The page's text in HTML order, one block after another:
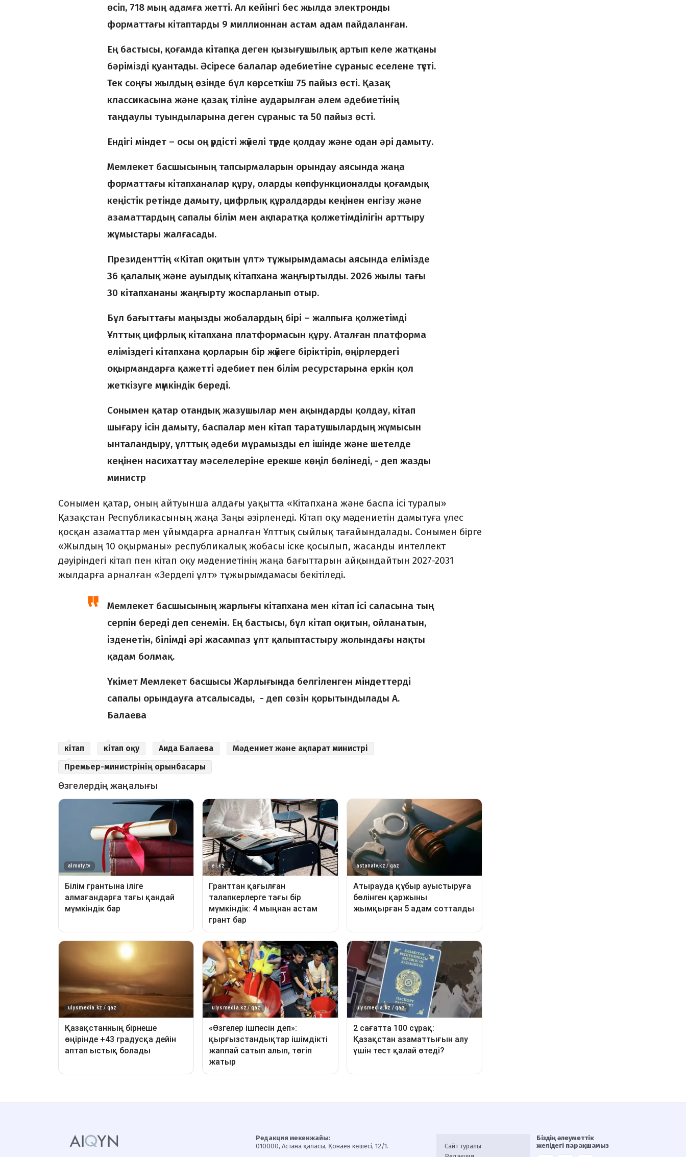
өсіп, 718 мың адамға жетті. Ал кейінгі бес жылда электронды
форматтағы кітаптарды 9 миллионнан астам адам пайдаланған.
Ең бастысы, қоғамда кітапқа деген қызығушылық артып келе жатқаны
бәрімізді қуантады. Әсіресе балалар әдебиетіне сұраныс еселене түсті.
Тек соңғы жылдың өзінде бұл көрсеткіш 75 пайыз өсті. Қазақ
классикасына және қазақ тіліне аударылған әлем әдебиетінің
таңдаулы туындыларына деген сұраныс та 50 пайыз өсті.
Ендігі міндет – осы оң үрдісті жүйелі түрде қолдау және одан әрі дамыту.
Мемлекет басшысының тапсырмаларын орындау аясында жаңа
форматтағы кітапханалар құру, оларды көпфункционалды қоғамдық
кеңістік ретінде дамыту, цифрлық құралдарды кеңінен енгізу және
азаматтардың сапалы білім мен ақпаратқа қолжетімділігін арттыру
жұмыстары жалғасады.
Президенттің «Кітап оқитын ұлт» тұжырымдамасы аясында елімізде
36 қалалық және ауылдық кітапхана жаңғыртылды. 2026 жылы тағы
30 кітапхананы жаңғырту жоспарланып отыр.
Бұл бағыттағы маңызды жобалардың бірі – жалпыға қолжетімді
Ұлттық цифрлық кітапхана платформасын құру. Аталған платформа
еліміздегі кітапхана қорларын бір жүйеге біріктіріп, өңірлердегі
оқырмандарға қажетті әдебиет пен білім ресурстарына еркін қол
жеткізуге мүмкіндік береді.
Сонымен қатар отандық жазушылар мен ақындарды қолдау, кітап
шығару ісін дамыту, баспалар мен кітап таратушылардың жұмысын
ынталандыру, ұлттық әдеби мұрамызды ел ішінде және шетелде
кеңінен насихаттау мәселелеріне ерекше көңіл бөлінеді, - деп жазды
министр
Сонымен қатар, оның айтуынша алдағы уақытта «Кітапхана және баспа ісі туралы»
Қазақстан Республикасының жаңа Заңы әзірленеді. Кітап оқу мәдениетін дамытуға үлес
қосқан азаматтар мен ұйымдарға арналған Ұлттық сыйлық тағайындалады. Сонымен бірге
«Жылдың 10 оқырманы» республикалық жобасы іске қосылып, жасанды интеллект
дәуіріндегі кітап пен кітап оқу мәдениетінің жаңа бағыттарын айқындайтын 2027-2031
жылдарға арналған «Зерделі ұлт» тұжырымдамасы бекітіледі.
Мемлекет басшысының жарлығы кітапхана мен кітап ісі саласына тың
серпін береді деп сенемін. Ең бастысы, бұл кітап оқитын, ойланатын,
ізденетін, білімді әрі жасампаз ұлт қалыптастыру жолындағы нақты
қадам болмақ.
Үкімет Мемлекет басшысы Жарлығында белгіленген міндеттерді
сапалы орындауға атсалысады, - деп сөзін қорытындылады А.
Балаева
кітап кітап оқу Аида Балаева
Мәдениет және ақпарат министрі
Премьер-министрінің орынбасары
Редакция мекенжайы:
010000, Астана қаласы, Қонаев көшесі, 12/1.
Сайт туралы
Біздің әлеуметтік
желідегі парақшамыз